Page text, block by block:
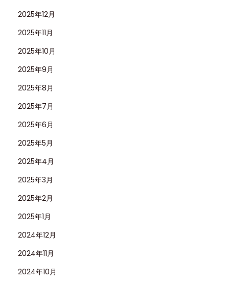
2025年12月
2025年11月
2025年10月
2025年9月
2025年8月
2025年7月
2025年6月
2025年5月
2025年4月
2025年3月
2025年2月
2025年1月
2024年12月
2024年11月
2024年10月